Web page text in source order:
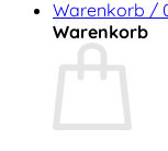
Warenkorb /
Warenkorb